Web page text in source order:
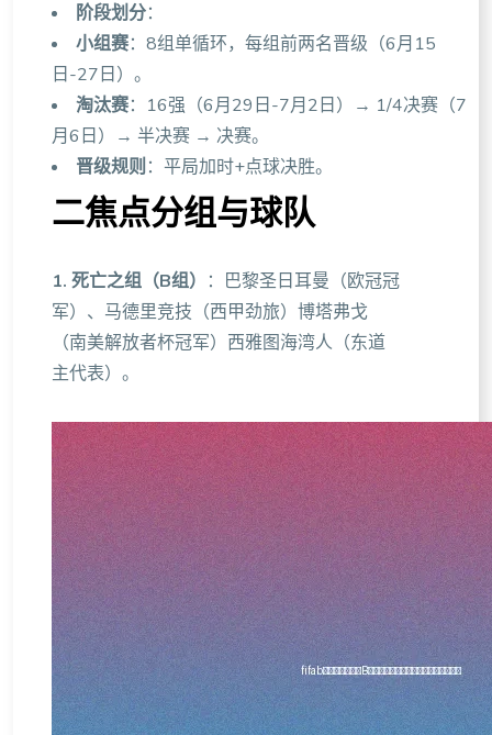
阶段划分：
小组赛：8组单循环，每组前两名晋级（6月15
日-27日）。
淘汰赛：16强（6月29日-7月2日）→ 1/4决赛（7
月6日）→ 半决赛 → 决赛。
晋级规则 ：平局加时+点球决胜。
二焦点分组与球队
1. 死亡之组（B组） ：巴黎圣日耳曼（欧冠冠
军）、马德里竞技（西甲劲旅）博塔弗戈
（南美解放者杯冠军）西雅图海湾人（东道
主代表）。